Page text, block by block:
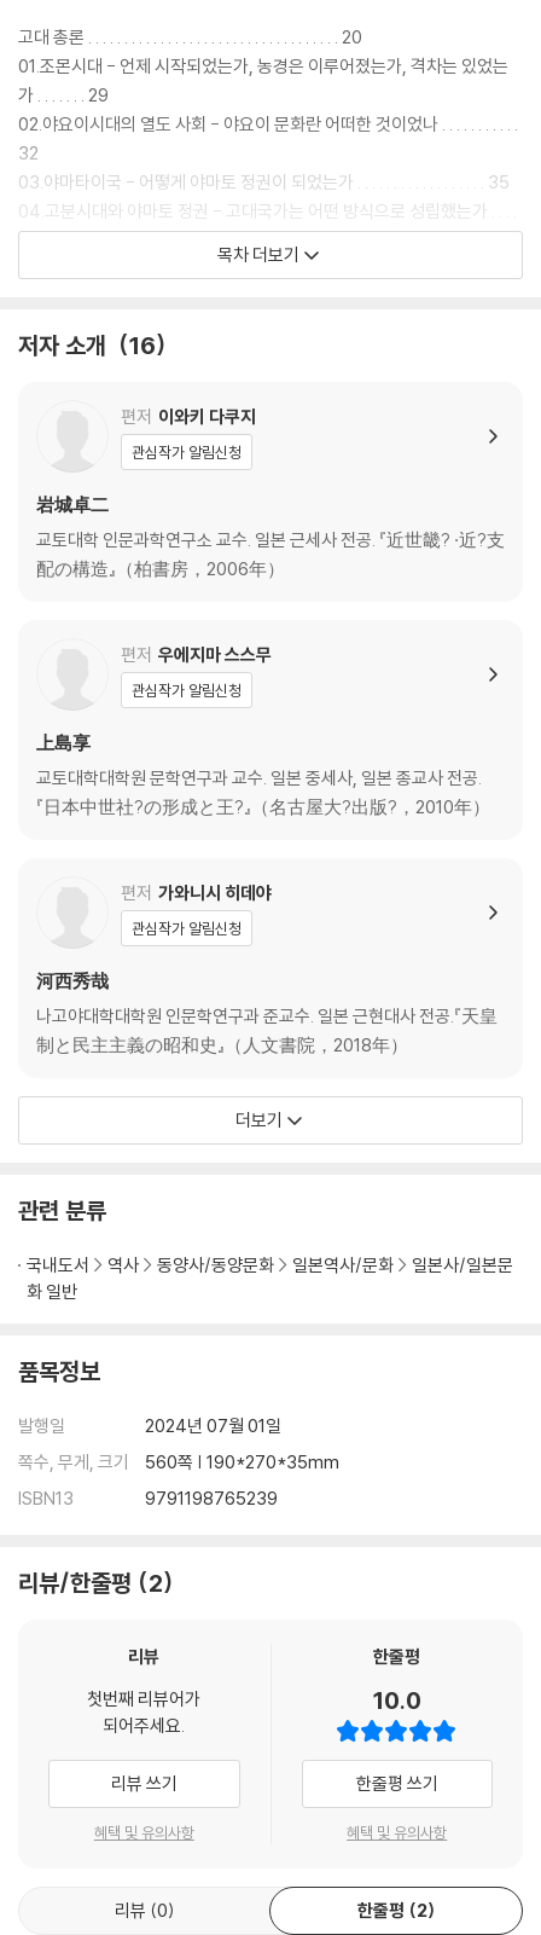
고대 총론 . . . . . . . . . . . . . . . . . . . . . . . . . . . . . . . . . . . 20
01.조몬시대 - 언제 시작되었는가, 농경은 이루어졌는가, 격차는 있었는
가 . . . . . . . 29
02.야요이시대의 열도 사회 - 야요이 문화란 어떠한 것이었나 . . . . . . . . . . .
32
03.야마타이국 - 어떻게 야마토 정권이 되었는가 . . . . . . . . . . . . . . . . . . 35
04.고분시대와 야마토 정권 - 고대국가는 어떤 방식으로 성립했는가 . . . .
. . . . 38
05.야마토 정권과 한반도 - 임나란 무엇이었는가 . . . . . . . . . . . . . . . . . 41
07.이와이의 난 - 왜국의 지배체제에 어떠한 영향을 미쳤는가 . . . . . . . . . . .
08.베민제 - 야마토 정권의 지배는 어떻게 성립, 전개되었는가 . . . . . . . . . .
09.불교 전래 - 왜국은 불교를 어떻게 수용하였는가 . . . . . . . . . . . . . . . . . 53
10.소가씨 - 어떤 정치를 폈는가 . . . . . . . . . . . . . . . . . . . . . . . . . 56
11.다이카 개신 - 고대 최대의 개혁은 있었나 . . . . . . . . . . . . . . . . . . . 59
12.동아시아의 소제국 - 고대 일본에 소제국주의는 있었는가 . . . . . . . . . . . .
14.율령국가론 - 고대국가는 율령제 국가인가 . . . . . . . . . . . . . . . . . . . 68
15.고대의 여제 - 임시로 세워진 중계자였나 . . . . . . . . . . . . . . . . . . . . 71
16.고대 장원 - 초기장원이란 무엇인가 . . . . . . . . . . . . . . . . . . . . . . 74
17.국가불교와 교키 - 교키는 변절한 것인가 . . . . . . . . . . . . . . . . . . . 77
80
19.군사 - 재지수장제론은 성립하는가 . . . . . . . . . . . . . . . . . . . . . . . 83
21.덴지계와 덴무계 - 고닌 ·간무의 시대는 전환기인가 . . . . . . . . . . . . . . . 89
22.헤이안 불교 - 사이초 ·구카이는 무엇을 가져왔는가 . . . . . . . . . . . . . . . 9
23.고대의 사회 - 토지 매권으로부터 무엇이 보이는가 . . . . . . . . . . . . . . . 95
24.10세기의 반란 - 다이라노 마사카도의 난, 후지와라노 스미토모의 난
이란 무엇이었나 . . 98
26.수령 - 어떤 역할을 했는가 . . . . . . . . . . . . . . . . . . . . . . . . . . . 104
. . . 107
28.국풍문화 - 섭관기의 문화는 어떠한 것이었는가 . . . . . . . . . . . . . . . . . 110
29.4원사와 6승사 - 섭관기와 원정기는 어떤 관계였는가 . . . . . . . . . . . . . . 1
13
31.무사론 - 무사는 어떻게 출현하였는가 . . . . . . . . . . . . . . . . . . . . . 119
제 II 편 일본 중세사의 논점 122
중세 총론 . . . . . . . . . . . . . . . . . . . . . . . . . . . . . . . . . . . 123
02.세계 속의 일본 중세 종교 - 그 특색은 어떠한 것인가 . . . . . . . . . . . . . 14
04.장원제의 성립 - ‘입장론’과 그 과제 . . . . . . . . . . . . . . . . . . . . . . 149
05.헤이안 후기 ·가마쿠라기의 승려 네트워크 - 어떻게 이동하여 무엇을
06.지쇼 ·주에이 내란 - 왜 일어났고, 무엇을 초래했는가 . . . . . . . . . . . . . . 1
07.가마쿠라 막부의 전국 지배 - 가마쿠라막부는 어떻게 전국을 지배했는
08.가마쿠라기 ·남북조기의 조정과 공가사회 - 어떻게 변화했으며 무엇을
지향했나 . . 161
목차 더보기
저자 소개 16
편저 이와키 다쿠지
관심작가 알림신청
岩城卓二
교토대학 인문과학연구소 교수. 일본 근세사 전공. 『近世畿? ·近?支
配の構造』（柏書房，2006年）
편저 우에지마 스스무
관심작가 알림신청
上島享
교토대학대학원 문학연구과 교수. 일본 중세사, 일본 종교사 전공.
『日本中世社?の形成と王?』（名古屋大?出版?，2010年）
편저 가와니시 히데야
관심작가 알림신청
河西秀哉
나고야대학대학원 인문학연구과 준교수. 일본 근현대사 전공.『天皇
制と民主主義の昭和史』（人文書院，2018年）
더보기
관련 분류
국내도서 역사 동양사/동양문화 일본역사/문화
일본사/일본문
화 일반
품목정보
발행일
2024년 07월 01일
쪽수, 무게, 크기
560쪽 | 190*270*35mm
ISBN13
9791198765239
리뷰/한줄평 2
리뷰
첫번째 리뷰어가
되어주세요.
리뷰 쓰기
혜택 및 유의사항
한줄평
10.0
한줄평 쓰기
혜택 및 유의사항
리뷰 0 한줄평 2